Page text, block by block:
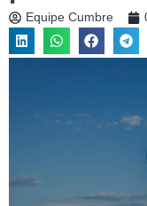
Equipe Cumbre